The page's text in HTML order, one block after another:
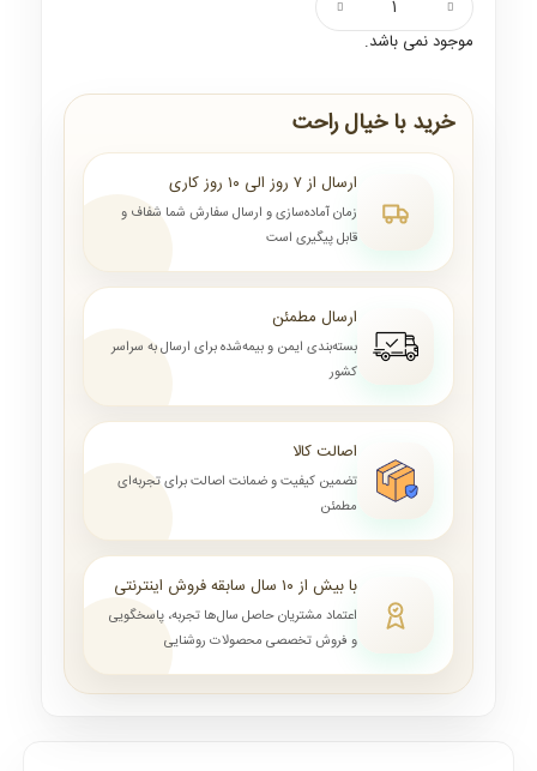
موجود نمی باشد.
خرید با خیال راحت
ارسال از ۷ روز الی ۱۰ روز کاری
زمان آماده‌سازی و ارسال سفارش شما شفاف و
قابل پیگیری است
ارسال مطمئن
بسته‌بندی ایمن و بیمه‌شده برای ارسال به سراسر
کشور
اصالت کالا
تضمین کیفیت و ضمانت اصالت برای تجربه‌ای
مطمئن
با بیش از ۱۰ سال سابقه فروش اینترنتی
اعتماد مشتریان حاصل سال‌ها تجربه، پاسخگویی
و فروش تخصصی محصولات روشنایی